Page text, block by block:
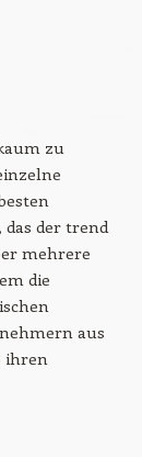
zu
das der trend
mehrere
die
aus
ihren